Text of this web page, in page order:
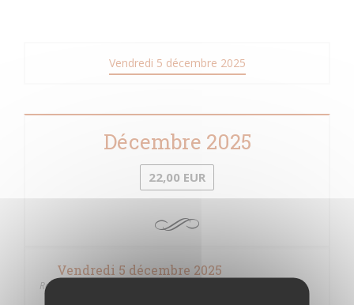
Vendredi 5 décembre 2025
Décembre 2025
22,00 EUR
Vendredi 5 décembre 2025
Repas de fin de session "Le NORD" Cocktail avec